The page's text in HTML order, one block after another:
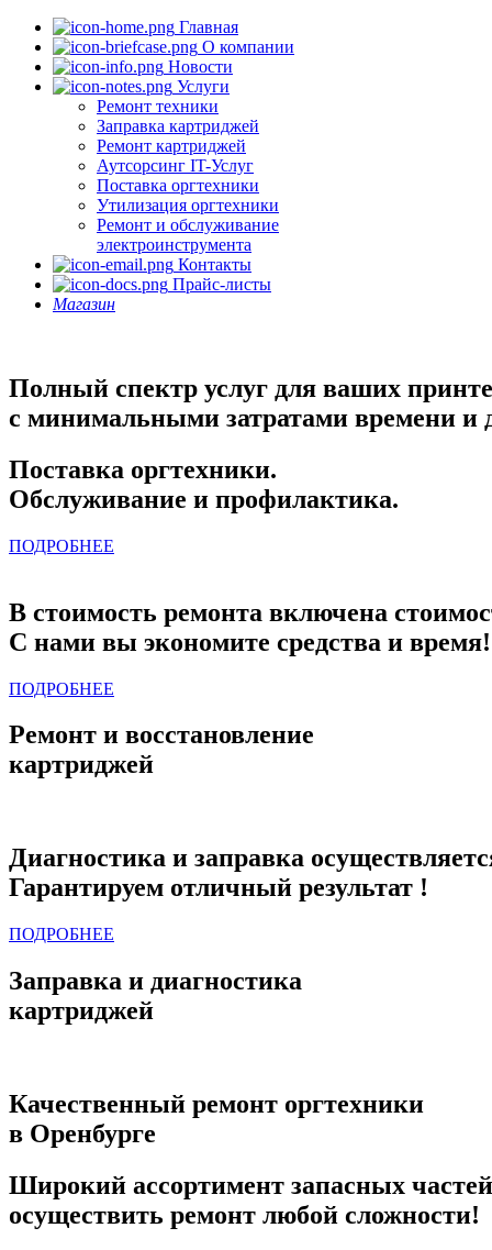
Главная
О компании
Новости
Услуги
Ремонт техники
Заправка картриджей
Ремонт картриджей
Аутсорсинг IT-Услуг
Поставка оргтехники
Утилизация оргтехники
Ремонт и обслуживание
электроинструмента
Контакты
Прайс-листы
Магазин
Полный спектр услуг для ваших
с минимальными затратами времени и
Поставка оргтехники.
Обслуживание и профилактика.
ПОДРОБНЕЕ
В стоимость ремонта включена
С нами вы экономите средства и время!
ПОДРОБНЕЕ
Ремонт и восстановление
картриджей
Диагностика и заправка
Гарантируем отличный результат !
ПОДРОБНЕЕ
Заправка и диагностика
картриджей
Качественный ремонт оргтехники
в Оренбурге
Широкий ассортимент запасных
осуществить ремонт любой сложности!